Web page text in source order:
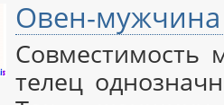
Овен-
телец